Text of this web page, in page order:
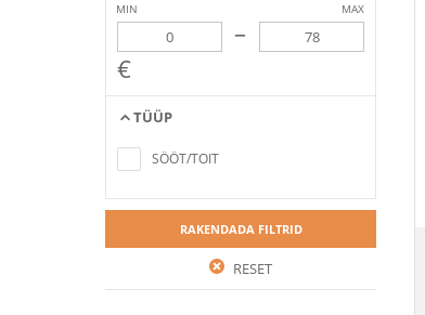
MIN MAX
–
€
TÜÜP
criteria
SÖÖT/TOIT
RAKENDADA FILTRID
RESET